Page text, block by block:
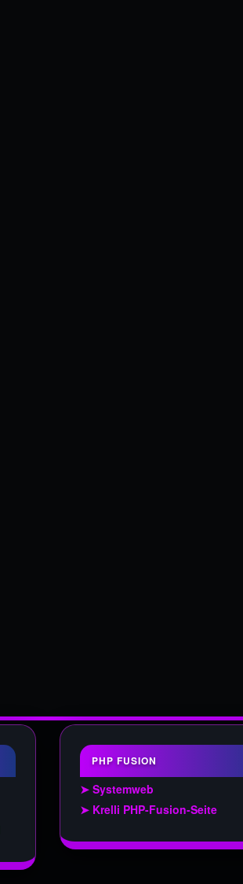
PHP FUSION
➤ Systemweb
➤ Krelli PHP-Fusion-Seite